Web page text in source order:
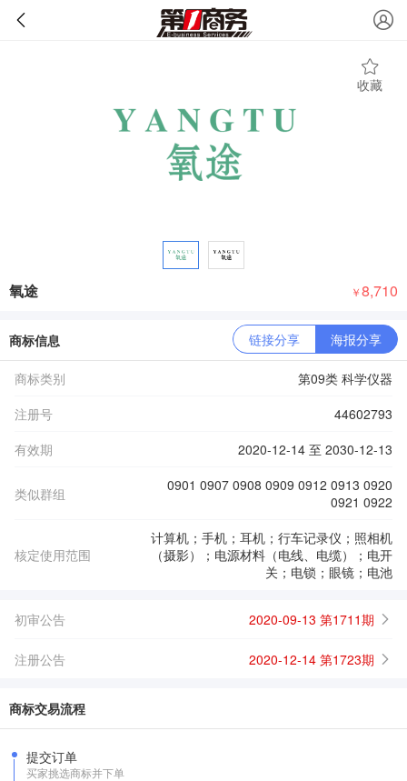
收藏
氧途 ￥8,710
商标信息 链接分享 海报分享
商标类别
第09类 科学仪器
注册号
44602793
有效期
2020-12-14 至 2030-12-13
类似群组
0901 0907 0908 0909 0912 0913 0920
0921 0922
核定使用范围
计算机；手机；耳机；行车记录仪；照相机
（摄影）；电源材料（电线、电缆）；电开
关；电锁；眼镜；电池
初审公告 2020-09-13 第1711期
注册公告 2020-12-14 第1723期
商标交易流程
提交订单
买家挑选商标并下单